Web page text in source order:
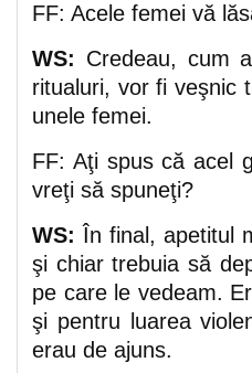
FF: Acele femei vă
WS: Credeau, cum
ritualuri, vor fi veşnic
unele femei.
FF: Aţi spus că acel
vreţi să spuneţi?
WS: În final, apetitul
şi chiar trebuia să
pe care le vedeam.
şi pentru luarea
erau de ajuns.